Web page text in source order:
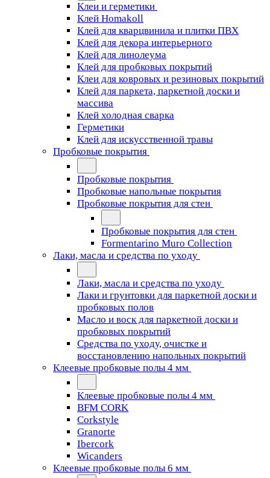
Клеи и герметики
Клей Homakoll
Клей для кварцвинила и плитки ПВХ
Клей для декора интерьерного
Клей для линолеума
Клей для пробковых покрытий
Клеи для ковровых и резиновых покрытий
Клей для паркета, паркетной доски и
массива
Клей холодная сварка
Герметики
Клей для искусственной травы
Пробковые покрытия
Пробковые покрытия
Пробковые напольные покрытия
Пробковые покрытия для стен
Пробковые покрытия для стен
Formentarino Muro Collection
Лаки, масла и средства по уходу
Лаки, масла и средства по уходу
Лаки и грунтовки для паркетной доски и
пробковых полов
Масло и воск для паркетной доски и
пробковых покрытий
Средства по уходу, очистке и
восстановлению напольных покрытий
Клеевые пробковые полы 4 мм
Клеевые пробковые полы 4 мм
BFM CORK
Corkstyle
Granorte
Ibercork
Wicanders
Клеевые пробковые полы 6 мм